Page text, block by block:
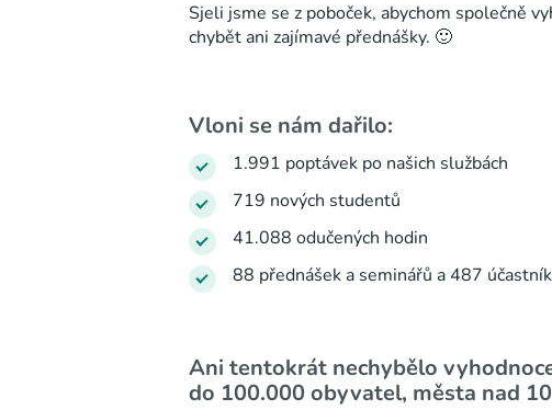
Sjeli jsme se z poboček, abychom společně
chybět ani zajímavé přednášky. 🙂
Vloni se nám dařilo:
1.991 poptávek po našich službách
719 nových studentů
41.088 odučených hodin
88 přednášek a seminářů a 487
Ani tentokrát nechybělo
do 100.000 obyvatel, města nad